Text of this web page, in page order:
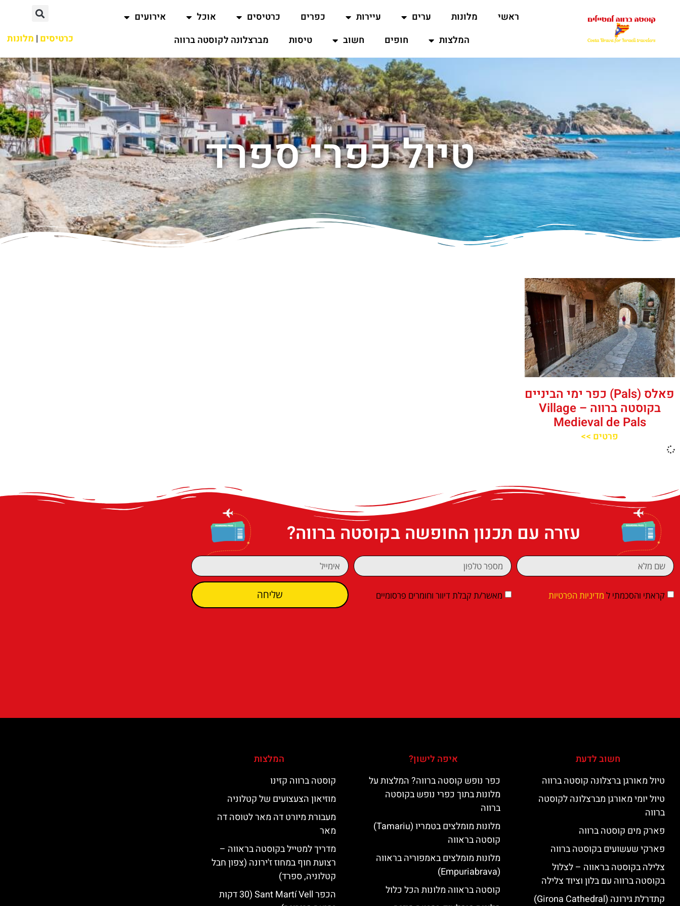
ראשי מלונות ערים עיירות כפרים כרטיסים אוכל
אירועים
המלצות
חופים חשוב טיסות מברצלונה לקוסטה ברווה כרטיסים | מלונות
טיול כפרי ספרד
פאלס (Pals) כפר ימי הביניים
בקוסטה ברווה – ‪‪Village
Medieval de Pals‬‬
פרטים >>
עזרה עם תכנון החופשה בקוסטה ברווה?
קראתי והסכמתי ל מדיניות הפרטיות מאשר/ת קבלת דיוור וחומרים פרסומיים שליחה
חשוב לדעת
טיול מאורגן ברצלונה קוסטה ברווה
טיול יומי מאורגן מברצלונה לקוסטה
ברווה
פארק מים קוסטה ברווה
פארקי שעשועים בקוסטה ברווה
צלילה בקוסטה בראווה – לצלול
בקוסטה ברווה עם בלון וציוד צלילה
קתדרלת גירונה (Girona Cathedral)
איפה לישון?
כפר נופש קוסטה ברווה? המלצות על
מלונות בתוך כפרי נופש בקוסטה
ברווה
מלונות מומלצים בטמריו (Tamariu)
קוסטה בראווה
מלונות מומלצים באמפוריה בראווה
(Empuriabrava)
קוסטה בראווה מלונות הכל כלול
המלצות
קוסטה ברווה קזינו
מוזיאון הצעצועים של קטלוניה
מעבורת מיורט דה מאר לטוסה דה
מאר
מדריך למטייל בקוסטה בראווה –
רצועת חוף במחוז ז'ירונה (צפון חבל
קטלוניה, ספרד)
הכפר Sant Martí Vell (30 דקות